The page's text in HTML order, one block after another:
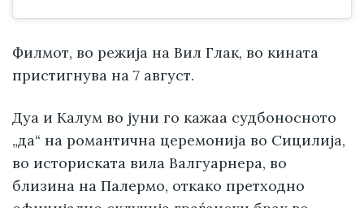
Филмот, во режија на Вил Глак, во кината
пристигнува на 7 август.
Дуа и Калум во јуни го кажаа судбоносното
„да“ на романтична церемонија во Сицилија,
во историската вила Валгуарнера, во
близина на Палермо, откако претходно